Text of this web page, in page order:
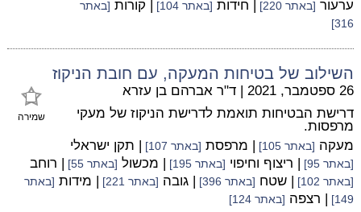
ערעור [באתר 220] | חידות [באתר 104] | קורות [באתר
316]
השילוב של בטיחות המעקה, עם חובת הניקוז
שמירה
26 ספטמבר, 2021 | ד"ר אברהם בן עזרא
דרישת הבטיחות תואמת לדרישת הניקוז של מעקי
מרפסות.
מעקה [באתר 105] | מרפסת [באתר 107] | תקן ישראלי
[באתר 95] | ריצוף וחיפוי [באתר 195] | מכשול [באתר 55] | רוחב
[באתר 102] | שטח [באתר 396] | גובה [באתר 221] | מידות [באתר
149]
| רצפה [באתר 124]